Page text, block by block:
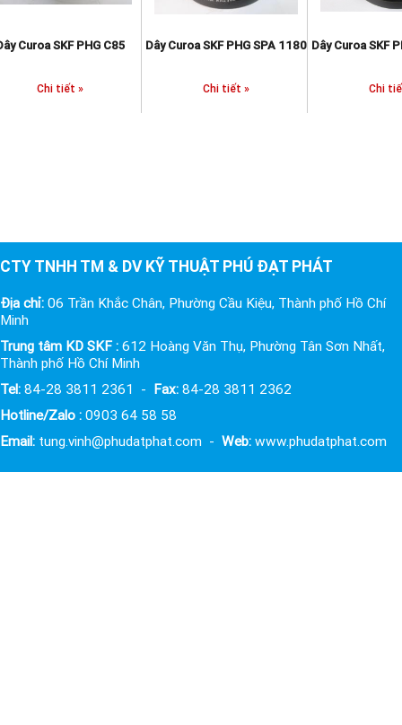
Dây Curoa SKF PHG SPA 1180 Dây Curoa SKF PHG SPA 1220 Dây
CTY TNHH TM & DV KỸ THUẬT PHÚ ĐẠT PHÁT
Địa chỉ: 06 Trần Khắc Chân, Phường Cầu Kiệu, Thành phố Hồ Chí
Minh
Trung tâm KD SKF : 612 Hoàng Văn Thụ, Phường Tân Sơn Nhất,
Thành phố Hồ Chí Minh
Tel: 84-28 3811 2361 - Fax: 84-28 3811 2362
Hotline/Zalo : 0903 64 58 58
Email: tung.vinh@phudatphat.com - Web: www.phudatphat.com